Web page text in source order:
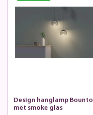
Design hanglamp Bounto
met smoke glas